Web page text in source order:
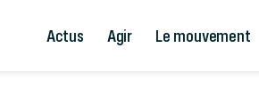
Actus Agir Le mouvement